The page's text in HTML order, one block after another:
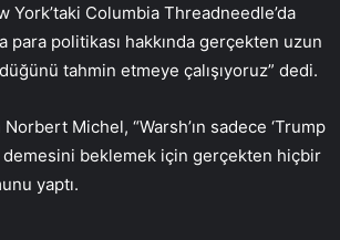
Columbia Threadneedle’da
politikası hakkında gerçekten uzun
tahmin etmeye çalışıyoruz” dedi.
Michel, “Warsh’ın sadece ‘Trump
demesini beklemek için gerçekten hiçbir
yaptı.